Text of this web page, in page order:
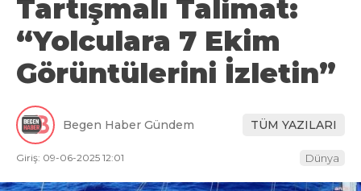
Tartışmalı Talimat:
“Yolculara 7 Ekim
Görüntülerini İzletin”
Begen Haber Gündem TÜM YAZILARI
Giriş: 09-06-2025 12:01 Dünya